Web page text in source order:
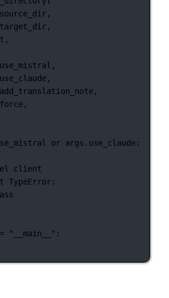
or args.use_claude:
client
TypeError:
"__main__" :